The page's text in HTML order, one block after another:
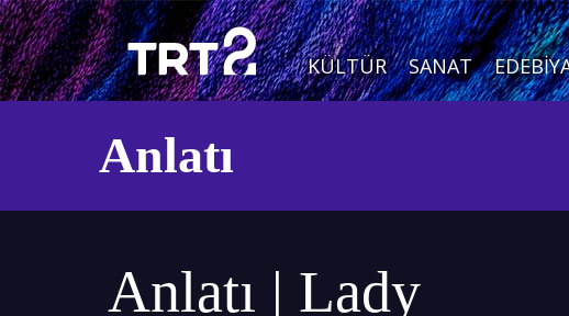
KÜLTÜR SANAT
Anlatı
Anlatı | Lady